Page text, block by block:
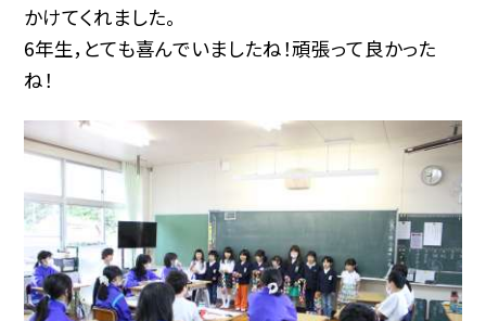
かけてくれました。
6年生，とても喜んでいましたね！頑張って良かった
ね！